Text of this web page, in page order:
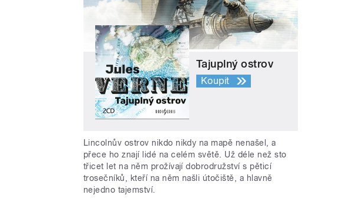
Tajuplný ostrov
Koupit
Lincolnův ostrov nikdo nikdy na mapě nenašel, a
přece ho znají lidé na celém světě. Už déle než sto
třicet let na něm prožívají dobrodružství s pěticí
trosečníků, kteří na něm našli útočiště, a hlavně
nejedno tajemství.